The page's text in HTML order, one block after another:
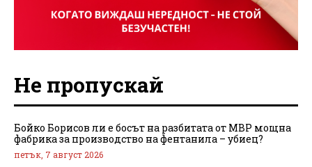
Не пропускай
Бойко Борисов ли е босът на разбитата от МВР мощна
фабрика за производство на фентанила – убиец?
петък, 7 август 2026